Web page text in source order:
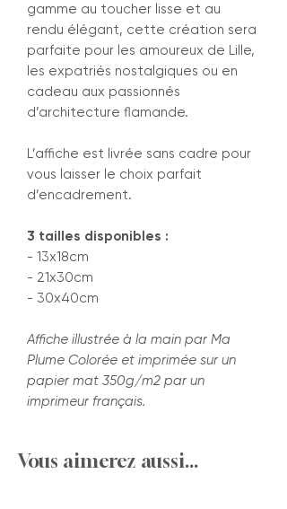
gamme au toucher lisse et au
rendu élégant, cette création sera
parfaite pour les amoureux de Lille,
les expatriés nostalgiques ou en
cadeau aux passionnés
d’architecture flamande.
L’affiche est livrée sans cadre pour
vous laisser le choix parfait
d’encadrement.
3 tailles disponibles :
- 13x18cm
- 21x30cm
- 30x40cm
Affiche illustrée à la main par Ma
Plume Colorée et imprimée sur un
papier mat 350g/m2 par un
imprimeur français.
Vous aimerez aussi...